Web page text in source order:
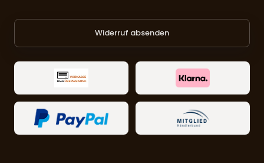
Widerruf absenden